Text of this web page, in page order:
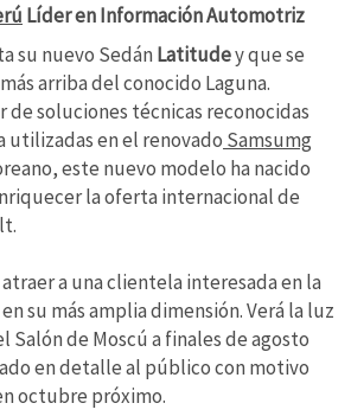
Líder en Información Automotriz
su nuevo Sedán Latitudey que se
arriba del conocido Laguna.
de soluciones técnicas reconocidas
utilizadas en el renovado Samsumg
este nuevo modelo ha nacido
la oferta internacional de
a una clientela interesada en la
su más amplia dimensión. Verá la luz
Salón de Moscú a finales de agosto
en detalle al público con motivo
octubre próximo.